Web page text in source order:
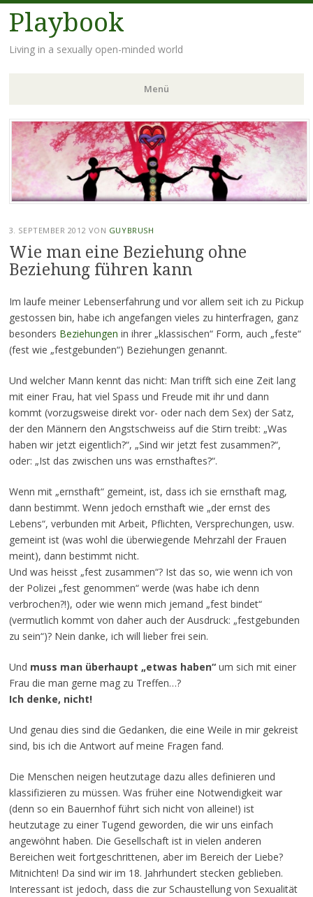
Playbook
Living in a sexually open-minded world
Menü
Zum
Inhalt
springen
3. SEPTEMBER 2012 VON GUYBRUSH
Wie man eine Beziehung ohne
Beziehung führen kann
Im laufe meiner Lebenserfahrung und vor allem seit ich zu Pickup
gestossen bin, habe ich angefangen vieles zu hinterfragen, ganz
besonders Beziehungen in ihrer „klassischen“ Form, auch „feste“
(fest wie „festgebunden“) Beziehungen genannt.
Und welcher Mann kennt das nicht: Man trifft sich eine Zeit lang
mit einer Frau, hat viel Spass und Freude mit ihr und dann
kommt (vorzugsweise direkt vor- oder nach dem Sex) der Satz,
der den Männern den Angstschweiss auf die Stirn treibt: „Was
haben wir jetzt eigentlich?“, „Sind wir jetzt fest zusammen?“,
oder: „Ist das zwischen uns was ernsthaftes?“.
Wenn mit „ernsthaft“ gemeint, ist, dass ich sie ernsthaft mag,
dann bestimmt. Wenn jedoch ernsthaft wie „der ernst des
Lebens“, verbunden mit Arbeit, Pflichten, Versprechungen, usw.
gemeint ist (was wohl die überwiegende Mehrzahl der Frauen
meint), dann bestimmt nicht.
Und was heisst „fest zusammen“? Ist das so, wie wenn ich von
der Polizei „fest genommen“ werde (was habe ich denn
verbrochen?!), oder wie wenn mich jemand „fest bindet“
(vermutlich kommt von daher auch der Ausdruck: „festgebunden
zu sein“)? Nein danke, ich will lieber frei sein.
Und muss man überhaupt „etwas haben“um sich mit einer
Frau die man gerne mag zu Treffen…?
Ich denke, nicht!
Und genau dies sind die Gedanken, die eine Weile in mir gekreist
sind, bis ich die Antwort auf meine Fragen fand.
Die Menschen neigen heutzutage dazu alles definieren und
klassifizieren zu müssen. Was früher eine Notwendigkeit war
(denn so ein Bauernhof führt sich nicht von alleine!) ist
heutzutage zu einer Tugend geworden, die wir uns einfach
angewöhnt haben. Die Gesellschaft ist in vielen anderen
Bereichen weit fortgeschrittenen, aber im Bereich der Liebe?
Mitnichten! Da sind wir im 18. Jahrhundert stecken geblieben.
Interessant ist jedoch, dass die zur Schaustellung von Sexualität